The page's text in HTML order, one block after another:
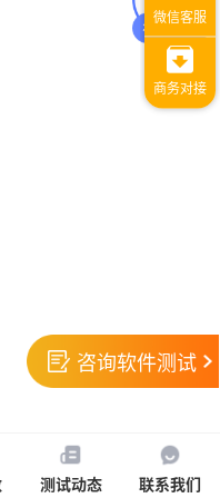
1
咨询软件测试
测试动态 联系我们